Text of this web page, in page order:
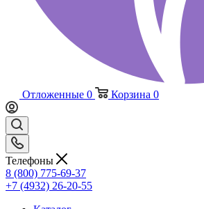
Отложенные 0 Корзина 0
Телефоны
8 (800) 775-69-37
+7 (4932) 26-20-55